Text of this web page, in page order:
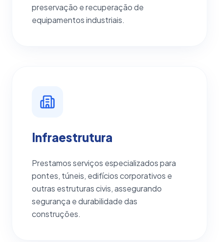
preservação e recuperação de
equipamentos industriais.
Infraestrutura
Prestamos serviços especializados para
pontes, túneis, edifícios corporativos e
outras estruturas civis, assegurando
segurança e durabilidade das
construções.